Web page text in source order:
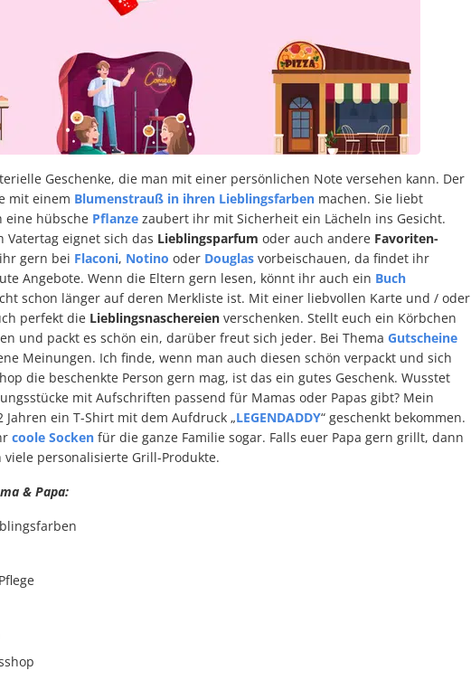
Geschenke, die man mit einer persönlichen Note versehen kann. Der
mit einem Blumenstrauß in ihren Lieblingsfarben machen. Sie liebt
eine hübsche Pflanze zaubert ihr mit Sicherheit ein Lächeln ins Gesicht.
Vatertag eignet sich das Lieblingsparfum oder auch andere Favoriten-
gern bei Flaconi, Notino oder Douglas vorbeischauen, da findet ihr
Angebote. Wenn die Eltern gern lesen, könnt ihr auch ein Buch
schon länger auf deren Merkliste ist. Mit einer liebvollen Karte und / oder
perfekt die Lieblingsnaschereien verschenken. Stellt euch ein Körbchen
und packt es schön ein, darüber freut sich jeder. Bei Thema Gutscheine
Meinungen. Ich finde, wenn man auch diesen schön verpackt und sich
die beschenkte Person gern mag, ist das ein gutes Geschenk. Wusstet
mit Aufschriften passend für Mamas oder Papas gibt? Mein
ein T-Shirt mit dem Aufdruck „LEGENDADDY“ geschenkt bekommen.
coole Socken für die ganze Familie sogar. Falls euer Papa gern grillt, dann
viele personalisierte Grill-Produkte.
& Papa: